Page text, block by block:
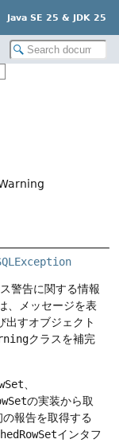
Java SE 25 & JDK 25
警告に関する情報
、メッセージを表
出すオブジェクト
クラスを補完
の実装から取
報告を取得する
インタフ